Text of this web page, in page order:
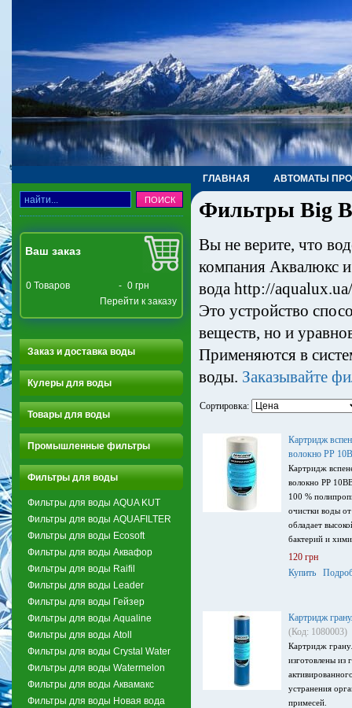
ГЛАВНАЯ АВТОМАТЫ
ТРУБЫ, ФИТИНГИ, КРАНЫ
Ваш заказ
0 Товаров - 0 грн
Перейти к заказу
Заказ и доставка воды
Кулеры для воды
Товары для воды
Промышленные фильтры
Фильтры для воды
Фильтры для воды AQUA KUT
Фильтры для воды AQUAFILTER
Фильтры для воды Ecosoft
Фильтры для воды Аквафор
Фильтры для воды Raifil
Фильтры для воды Leader
Фильтры для воды Гейзер
Фильтры для воды Aqualine
Фильтры для воды Atoll
Фильтры для воды Crystal Water
Фильтры для воды Watermelon
Фильтры для воды Аквамакс
Фильтры для воды Новая вода
Фильтры Big
Вы не верите, что
компания Аквалюкс
вода http://
Это устройство
веществ, но и
Применяются в
воды. Заказывайте
Сортировка:
Картридж
волокно PP
Картридж
волокно PP
100 %
очистки воды
обладает
бактерий и
120 грн
Купить
Картридж
(Код: 1080003)
Картридж
изготовлены из
устранения
примесей.